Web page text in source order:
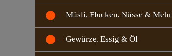
Müsli, Flocken, Nüsse & Mehr
Gewürze, Essig & Öl